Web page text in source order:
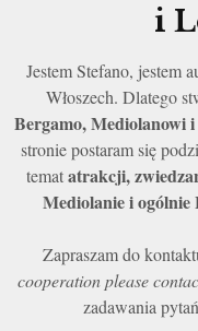
i
Jestem Stefano, jestem
Włoszech. Dlatego
Bergamo, Mediolanowi
stronie postaram się
tematatrakcji,
Mediolanie i
Zapraszam do
cooperation please
zadawania